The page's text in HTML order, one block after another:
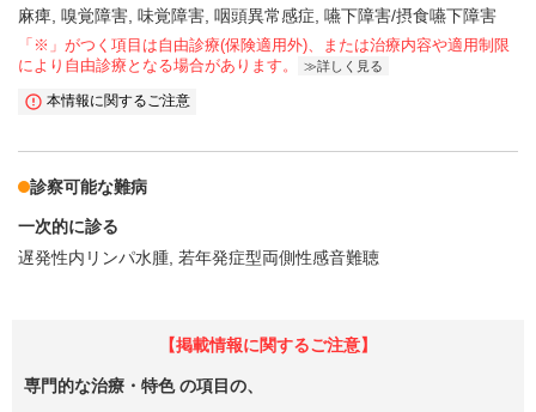
麻痺 嗅覚障害 味覚障害 咽頭異常感症 嚥下障害/摂食嚥下障害
「※」がつく項目は自由診療(保険適用外)、または治療内容や適用制限
により自由診療となる場合があります。
詳しく見る
本情報に関するご注意
診察可能な難病
一次的に診る
遅発性内リンパ水腫 若年発症型両側性感音難聴
【掲載情報に関するご注意】
専門的な治療・特色の項目の、